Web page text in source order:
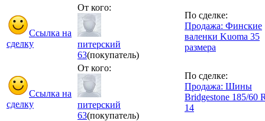
Ссылка на
сделку
От кого:
питерский
63(покупатель)
По сделке:
Продажа: Финские
валенки Kuoma 35
размера
Ссылка на
сделку
От кого:
питерский
63(покупатель)
По сделке:
Продажа: Шины
Bridgestone 185/60
14